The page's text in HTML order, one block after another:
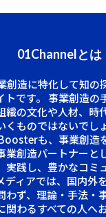
01Channelとは
創造に特化して知の
です。 事業創造の
織の文化や人材、時
くものではないでし
も、事業創造
業創造パートナーと
実践し、豊かなコミ
ディアでは、国内外
わず、理論・手法・
わるすべての人へ